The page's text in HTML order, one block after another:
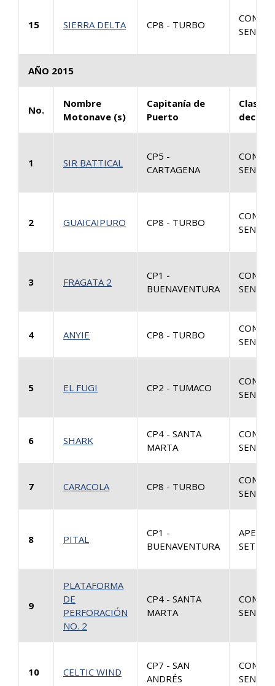
15 SIERRA DELTA CP8 - TURBO
AÑO 2015
No.
Nombre
Motonave (s)
Capitanía de
Puerto
Clase
1 SIR BATTICAL
CP5 -
CARTAGENA
2 GUAICAIPURO CP8 - TURBO
3 FRAGATA 2
CP1 -
BUENAVENTURA
4 ANYIE CP8 - TURBO
5 EL FUGI CP2 - TUMACO
6 SHARK
CP4 - SANTA
MARTA
7 CARACOLA CP8 - TURBO
8 PITAL
CP1 -
BUENAVENTURA
9
PLATAFORMA
DE
PERFORACIÓN
NO. 2
CP4 - SANTA
MARTA
10 CELTIC WIND
CP7 - SAN
ANDRÉS